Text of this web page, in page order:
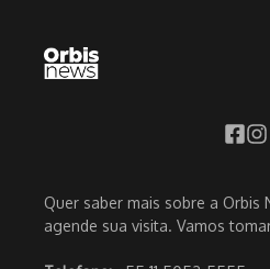
Quer saber mais sobre a Orbis
agende sua visita. Vamos